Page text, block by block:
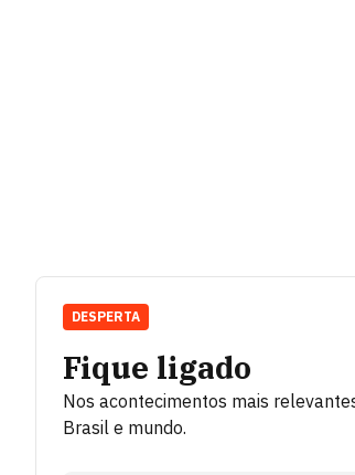
Fique ligado
Nos acontecimentos mais
Brasil e mundo.
DESPERTA